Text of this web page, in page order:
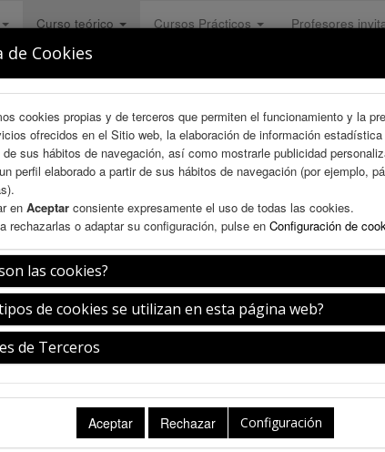
de Cookies
cookies propias y de terceros que permiten el funcionamiento y la
ofrecidos en el Sitio web, la elaboración de información
sus hábitos de navegación, así como mostrarle publicidad
perfil elaborado a partir de sus hábitos de navegación (por ejemplo,
en Aceptar consiente expresamente el uso de todas las cookies.
rechazarlas o adaptar su configuración, pulse en Configuración de
las cookies?
de cookies se utilizan en esta página web?
de Terceros
Configuración
Curso teórico Cursos Prácticos Profesores
VIII Curso Endonasal
Jueves 9 de julio 08:20-